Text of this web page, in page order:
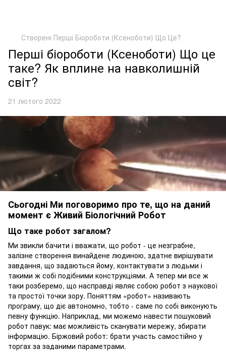
Створені Перші Біороботи (Ксеноботи) Що Це?
Перші біороботи (Ксеноботи) Що це
таке? Як вплине на навколишній
світ?
21 лютого 2022
Сьогодні Ми поговоримо про те, що на даний
момент є Живий Біологічний Робот
Що таке робот загалом?
Ми звикли бачити і вважати, що робот - це незграбне,
залізне створення винайдене людиною, здатне вирішувати
завдання, що задаються йому, контактувати з людьми і
такими ж собі подібними конструкціями. А тепер ми все ж
таки розберемо, що насправді являє собою робот з наукової
та простої точки зору. Поняттям «робот» називають
програму, що діє автономно, тобто - саме по собі виконують
певну функцію. Наприклад, ми можемо навести пошуковий
робот павук: має можливість сканувати мережу, збирати
інформацію. Біржовий робот: брати участь самостійно у
торгах за заданими параметрами.